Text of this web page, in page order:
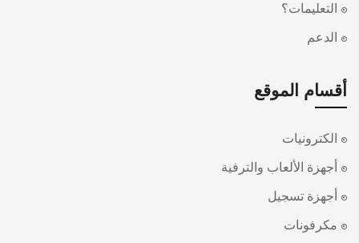
التعليمات؟
الدعم
أقسام الموقع
الكترونيات
أجهزة الألعاب والترفية
أجهزة تسجيل
مكرفونات